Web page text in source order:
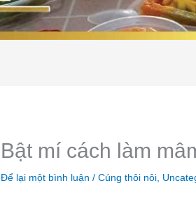
Bật mí cách làm
Để lại một bình luận /Cúng thôi nôi